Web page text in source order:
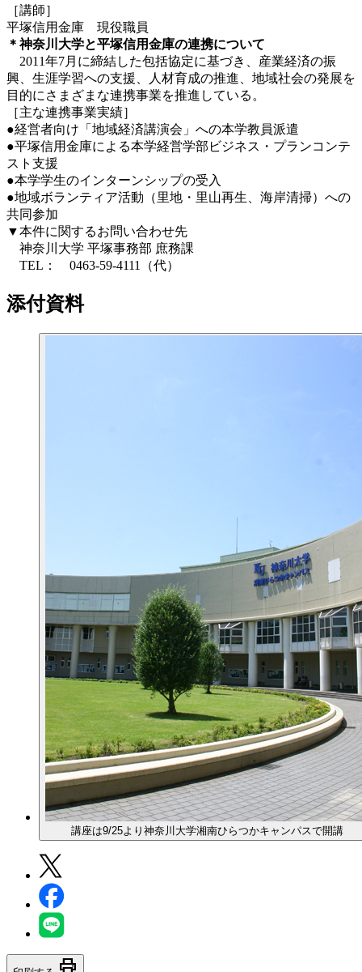
［講師］
平塚信用金庫 現役職員
＊神奈川大学と平塚信用金庫の連携について
2011年7月に締結した包括協定に基づき、産業経済の振
興、生涯学習への支援、人材育成の推進、地域社会の発展を
目的にさまざまな連携事業を推進している。
［主な連携事業実績］
●経営者向け「地域経済講演会」への本学教員派遣
●平塚信用金庫による本学経営学部ビジネス・プランコンテ
スト支援
●本学学生のインターンシップの受入
●地域ボランティア活動（里地・里山再生、海岸清掃）への
共同参加
▼本件に関するお問い合わせ先
神奈川大学 平塚事務部 庶務課
TEL： 0463-59-4111（代）
添付資料
講座は9/25より神奈川大学湘南ひらつかキャンパスで開講
print